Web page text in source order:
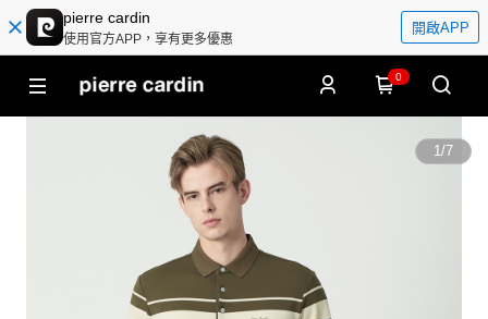
pierre cardin
使用官方APP，享有更多優惠
開啟APP
0
1/7